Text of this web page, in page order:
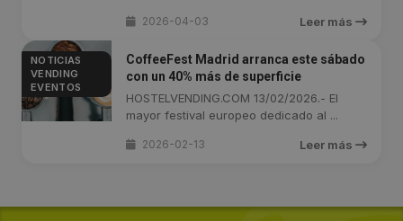
2026-04-03 Leer más
NOTICIAS
VENDING
EVENTOS
CoffeeFest Madrid arranca este sábado
con un 40% más de superficie
HOSTELVENDING.COM 13/02/2026.- El
mayor festival europeo dedicado al ...
2026-02-13 Leer más